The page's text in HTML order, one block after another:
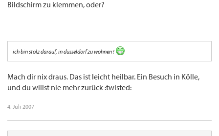
Bildschirm zu klemmen, oder?
ich bin stolz darauf, in düsseldorf zu wohnen !
Mach dir nix draus. Das ist leicht heilbar. Ein Besuch in Kölle,
und du willst nie mehr zurück :twisted:
4. Juli 2007